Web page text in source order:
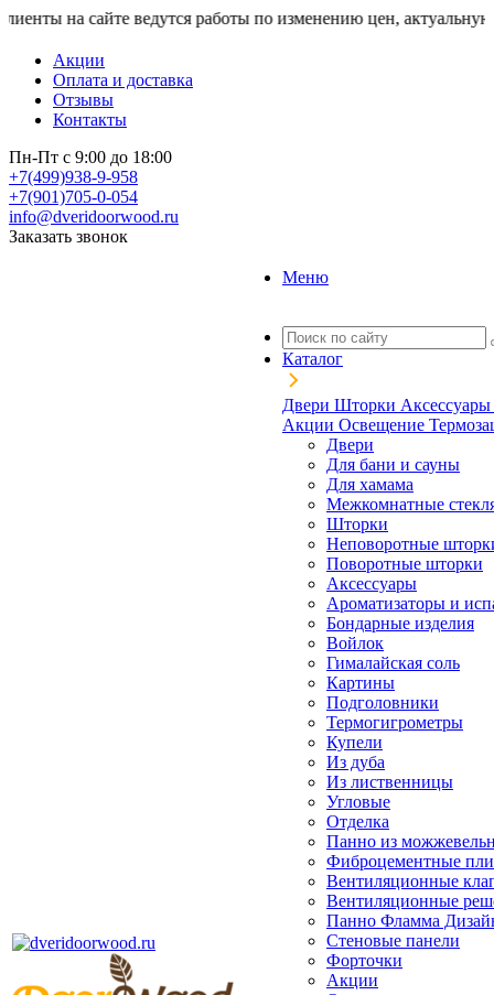
сайте ведутся работы по изменению цен, актуальную
Акции
Оплата и доставка
Отзывы
Контакты
Пн-Пт с 9:00 до 18:00
+7(499)938-9-958
+7(901)705-0-054
info@dveridoorwood.ru
Заказать звонок
Меню
Каталог
Двери Шторки Аксессуары
Акции Освещение
Двери
Для бани и сауны
Для хамама
Межкомнатные
Шторки
Неповоротные
Поворотные шторки
Аксессуары
Ароматизаторы и
Бондарные изделия
Войлок
Гималайская соль
Картины
Подголовники
Термогигрометры
Купели
Из дуба
Из лиственницы
Угловые
Отделка
Панно из
Фиброцементные
Вентиляционные
Вентиляционные
Панно Фламма
Стеновые панели
Форточки
Акции